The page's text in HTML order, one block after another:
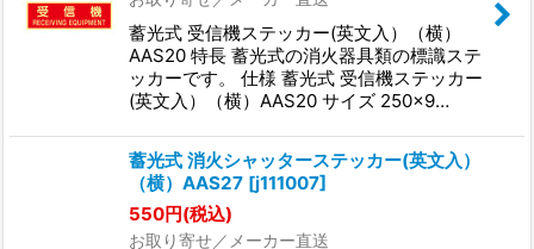
蓄光式 受信機ステッカー(英文入）（横）
AAS20 特長 蓄光式の消火器具類の標識ステ
ッカーです。 仕様 蓄光式 受信機ステッカー
(英文入）（横）AAS20 サイズ 250×9…
蓄光式 消火シャッターステッカー(英文入）
（横）AAS27 [j111007]
550円(税込)
お取り寄せ／メーカー直送